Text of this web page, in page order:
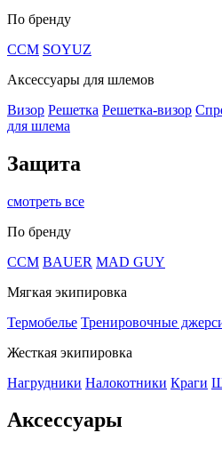
По бренду
CCM SOYUZ
Аксессуары для шлемов
Визор Решетка Решетка-визор
для шлема
Защита
смотреть все
По бренду
CCM BAUER MAD GUY
Мягкая экипировка
Термобелье Тренировочные
Жесткая экипировка
Нагрудники Налокотники Краги
Аксессуары